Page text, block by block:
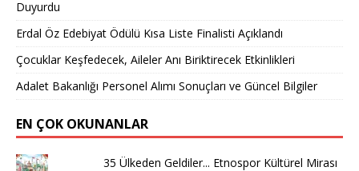
Duyurdu
Erdal Öz Edebiyat Ödülü Kısa Liste Finalisti Açıklandı
Çocuklar Keşfedecek, Aileler Anı Biriktirecek Etkinlikleri
Adalet Bakanlığı Personel Alımı Sonuçları ve Güncel Bilgiler
EN ÇOK OKUNANLAR
35 Ülkeden Geldiler... Etnospor Kültürel Mirası